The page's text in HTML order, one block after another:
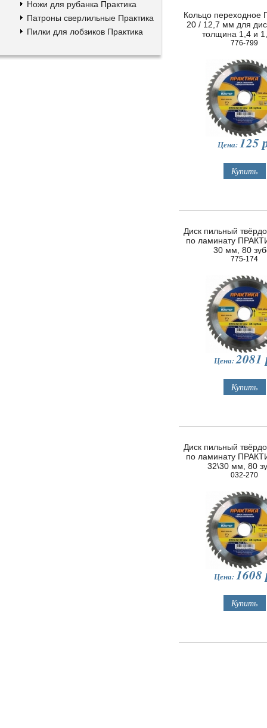
Ножи для рубанка Практика
Патроны сверлильные Практика
Пилки для лобзиков Практика
Кольцо переходное
20 / 12,7 мм для
толщина 1,4 и
776-799
Цена:125
Диск пильный
по ламинату
30 мм, 80
775-174
Цена:2081
Диск пильный
по ламинату
32\30 мм, 80
032-270
Цена:1608